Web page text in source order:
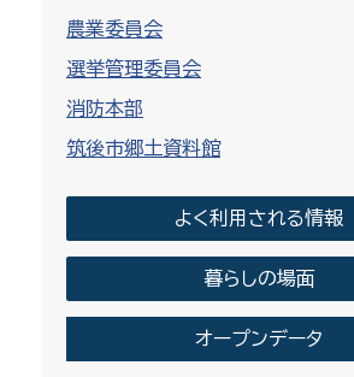
農業委員会
選挙管理委員会
消防本部
筑後市郷土資料館
よく利用される情報
暮らしの場面
オープンデータ